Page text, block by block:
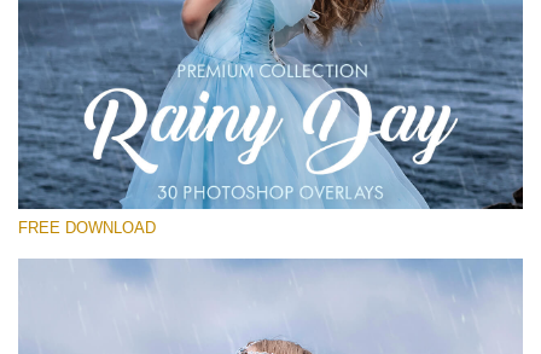
Выберите Вариант
Free Photoshop Overlay
Small 800*533px
Rain Day
(30 Overlays)
Entire Collection
FREE DOWNLOAD